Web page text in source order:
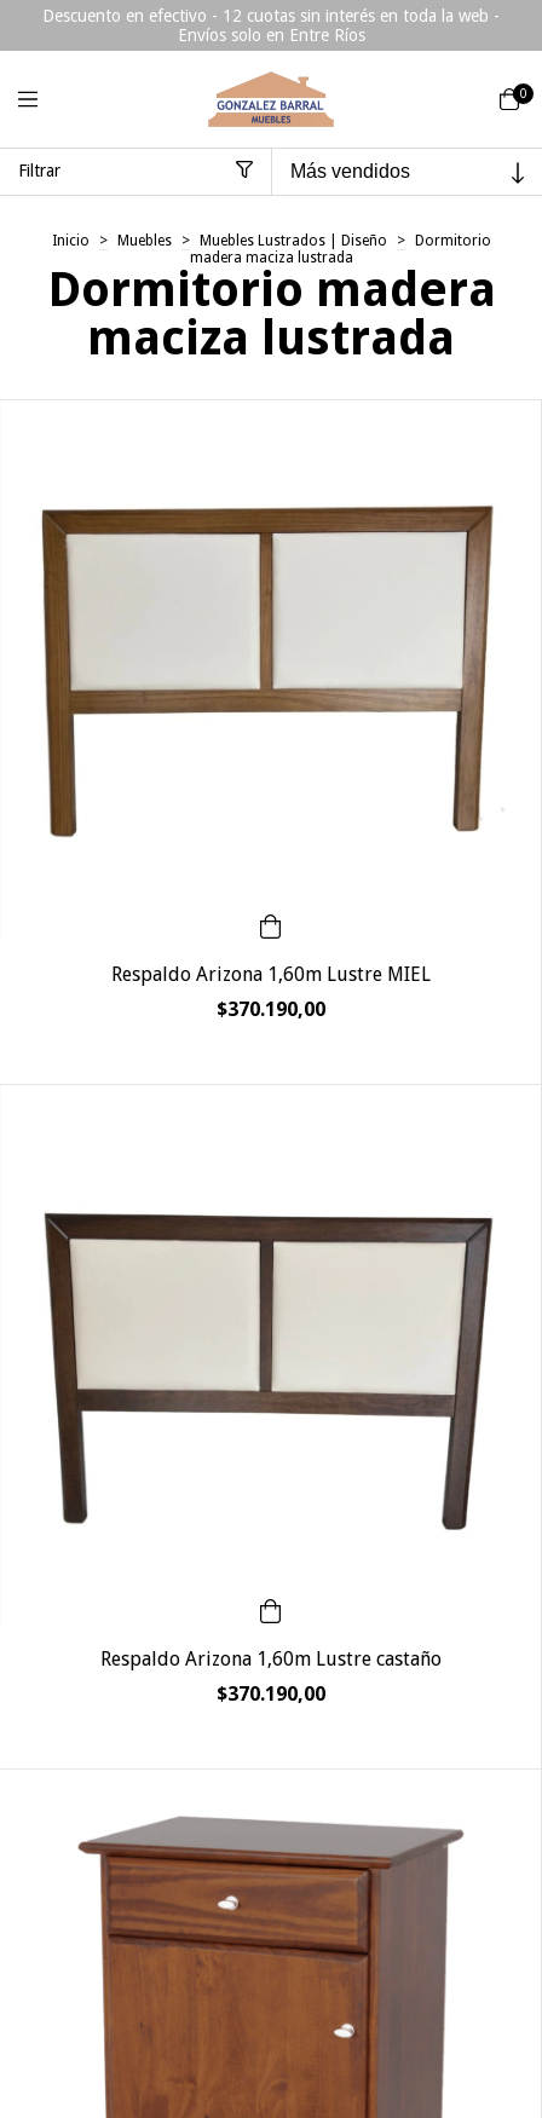
Descuento en efectivo - 12 cuotas sin interés en toda la web -
Envíos solo en Entre Ríos
0
Filtrar
Inicio > Muebles > Muebles Lustrados | Diseño >
Dormitorio
madera maciza lustrada
Dormitorio madera
maciza lustrada
Respaldo Arizona 1,60m Lustre MIEL
$370.190,00
Respaldo Arizona 1,60m Lustre castaño
$370.190,00